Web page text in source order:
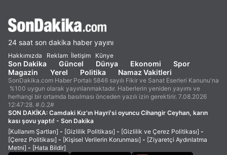
24 saat son dakika haber yayını
Hakkımızda Reklam İletişim Künye
Son Dakika Güncel Dünya Ekonomi
Spor
Magazin
Yerel Politika Namaz Vakitleri
SonDakika.com Haber Portalı 5846 sayılı Fikir ve Sanat Eserleri Kanunu'na
%100 uygun olarak yayınlanmaktadır. Haberlerin yeniden yayımı ve
herhangi bir ortamda basılması önceden yazılı izin gerektirir. 7.08.2026
12:47:28. #.0.2#
SON DAKİKA: Camdaki Kız'ın Hayri'si oyuncu Cihangir Ceyhan, karın
kası şovu yaptı! - Son Dakika
[Kullanım Şartları] - [Gizlilik Politikası] - [Gizlilik ve Çerez Politikası] -
[Çerez Politikası] - [Kişisel Verilerin Korunması] - [Ziyaretçi Aydınlatma
Metni] - [Hata Bildir]